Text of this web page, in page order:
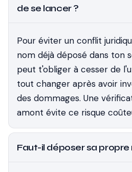
de se lancer ?
Pour éviter un conflit
nom déjà déposé dans ton
peut t'obliger à cesser de
tout changer après avoir
des dommages. Une
amont évite ce risque
Faut-il déposer sa propre